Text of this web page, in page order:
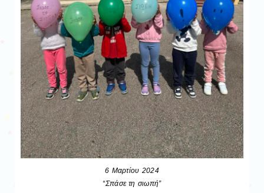
6 Μαρτίου 2024
“Σπάσε τη σιωπή”